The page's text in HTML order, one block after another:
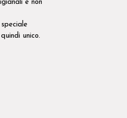
e non
unico.